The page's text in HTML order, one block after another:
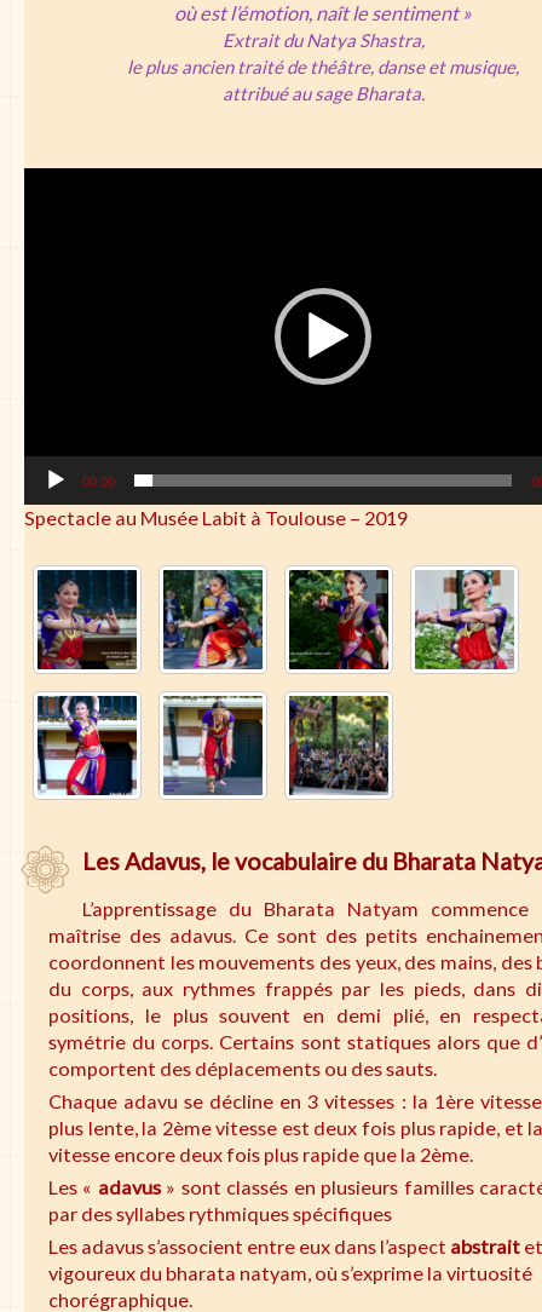
où est l’émotion, naît le sentiment »
Extrait du Natya Shastra,
le plus ancien traité de théâtre, danse et musique,
attribué au sage Bharata.
00:00
Spectacle au Musée Labit à Toulouse – 2019
Les Adavus, le vocabulaire du Bharata
L’apprentissage du Bharata Natyam
maîtrise des adavus. Ce sont des petits
coordonnent les mouvements des yeux, des mains, des
du corps, aux rythmes frappés par les pieds, dans
positions, le plus souvent en demi plié, en
symétrie du corps. Certains sont statiques alors que
comportent des déplacements ou des sauts.
Chaque adavu se décline en 3 vitesses : la 1ère
plus lente, la 2ème vitesse est deux fois plus rapide, et
vitesse encore deux fois plus rapide que la 2ème.
Les « adavus» sont classés en plusieurs familles
par des syllabes rythmiques spécifiques
Les adavus s’associent entre eux dans l’aspect abstrait et
vigoureux du bharata natyam, où s’exprime la virtuosité
chorégraphique.